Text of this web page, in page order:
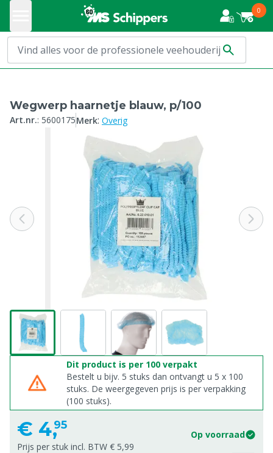
0
Wegwerp haarnetje blauw, p/100
Art.nr.: 5600175Merk: Overig
Dit product is per 100 verpakt
Bestelt u bijv. 5 stuks dan ontvangt u 5 x 100
stuks. De weergegeven prijs is per verpakking
(100 stuks).
€ 4,95
Op voorraad
Prijs per stuk incl. BTW € 5,99